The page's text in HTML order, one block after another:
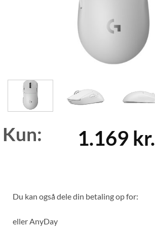
Kun: 1.169 kr.
Du kan også dele din betaling op for:
ellerAnyDay